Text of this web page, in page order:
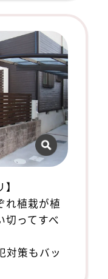
れ植栽が植
切ってすべ
対策もバッ